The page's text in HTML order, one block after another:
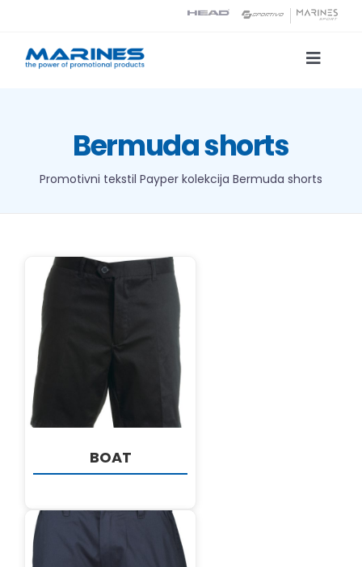
content
Toggle
Tehnologije tiska
Kontakt
Traži...
Hrvatski
Bermuda shorts
Promotivni tekstil Payper kolekcija Bermuda shorts
DETALJI
BOAT